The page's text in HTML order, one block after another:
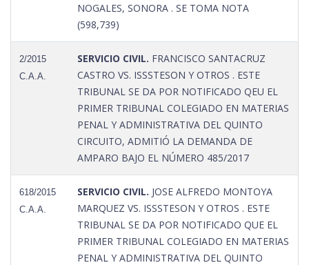
NOGALES, SONORA . SE TOMA NOTA
(598,739)
2/2015
C.A.A.
SERVICIO CIVIL. FRANCISCO SANTACRUZ
CASTRO VS. ISSSTESON Y OTROS . ESTE
TRIBUNAL SE DA POR NOTIFICADO QEU EL
PRIMER TRIBUNAL COLEGIADO EN MATERIAS
PENAL Y ADMINISTRATIVA DEL QUINTO
CIRCUITO, ADMITIÓ LA DEMANDA DE
AMPARO BAJO EL NÚMERO 485/2017
618/2015
C.A.A.
SERVICIO CIVIL. JOSE ALFREDO MONTOYA
MARQUEZ VS. ISSSTESON Y OTROS . ESTE
TRIBUNAL SE DA POR NOTIFICADO QUE EL
PRIMER TRIBUNAL COLEGIADO EN MATERIAS
PENAL Y ADMINISTRATIVA DEL QUINTO